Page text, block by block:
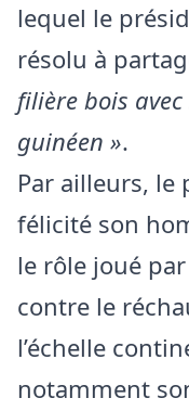
lequel le
résolu à
filière bois
guinéen ».
Par ailleurs, le
félicité son
le rôle joué
contre le
l’échelle
notamment